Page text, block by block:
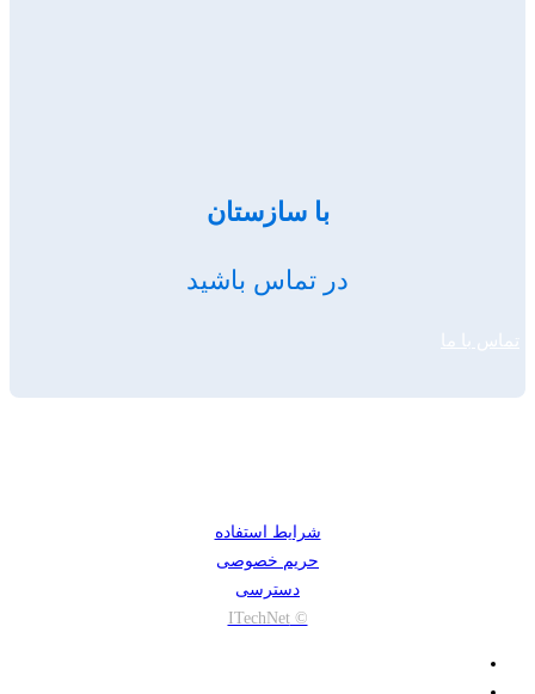
با سازستان
در تماس باشید
تماس با ما
شرایط استفاده
حریم خصوصی
دسترسی
© ITechNet